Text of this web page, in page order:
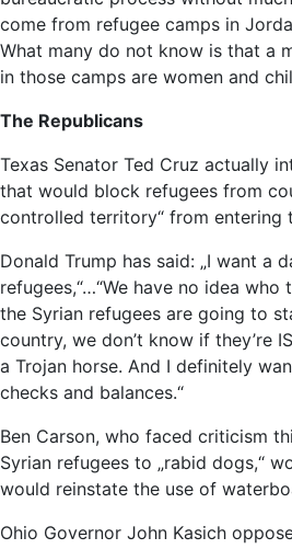
come from refugee camps in
What many do not know is that a
in those camps are women and
The Republicans
Texas Senator Ted Cruz actually
that would block refugees from
controlled territory“ from entering
Donald Trump has said: „I want a
refugees,“…“We have no idea who
the Syrian refugees are going to
country, we don’t know if they’re
a Trojan horse. And I definitely
checks and balances.“
Ben Carson, who faced criticism
Syrian refugees to „rabid dogs,“
would reinstate the use of
Ohio Governor John Kasich